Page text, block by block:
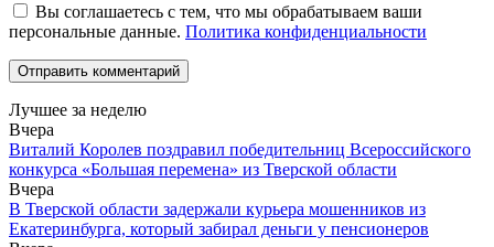
Вы соглашаетесь с тем, что мы обрабатываем ваши
персональные данные. Политика конфиденциальности
Лучшее за неделю
Вчера
Виталий Королев поздравил победительниц Всероссийского
конкурса «Большая перемена» из Тверской области
Вчера
В Тверской области задержали курьера мошенников из
Екатеринбурга, который забирал деньги у пенсионеров